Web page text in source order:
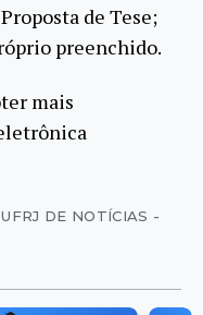
de Tese;
preenchido.
mais
DE NOTÍCIAS -